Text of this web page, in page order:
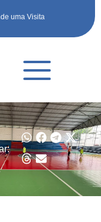
uma Visita